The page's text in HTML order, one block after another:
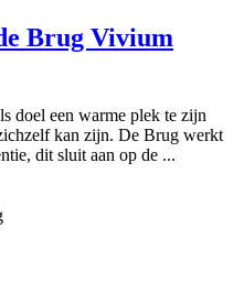
Brug Vivium
doel een warme plek te zijn
kan zijn. De Brug werkt
dit sluit aan op de ...